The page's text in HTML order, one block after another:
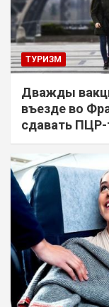
ТУРИЗМ
Дважды
въезде во
сдавать